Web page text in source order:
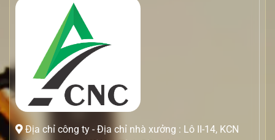
Địa chỉ công ty - Địa chỉ nhà xưởng : Lô II-14, KCN